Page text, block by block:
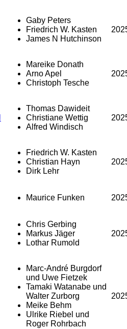
Gaby Peters
Friedrich W. Kasten
James N Hutchinson
Mareike Donath
Arno Apel
Christoph Tesche
Thomas Dawideit
Christiane Wettig
Alfred Windisch
Friedrich W. Kasten
Christian Hayn
Dirk Lehr
Maurice Funken
Chris Gerbing
Markus Jäger
Lothar Rumold
Marc-André Burgdorf
und Uwe Fietzek
Tamaki Watanabe und
Walter Zurborg
Meike Behm
Ulrike Riebel und
Roger Rohrbach